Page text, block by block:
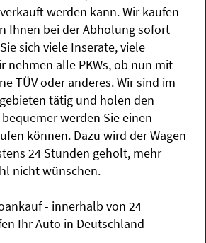
werden kann. Wir kaufen
Ihnen bei der Abholung sofort
sich viele Inserate, viele
nehmen alle PKWs, ob nun mit
TÜV oder anderes. Wir sind im
tätig und holen den
werden Sie einen
können. Dazu wird der Wagen
24 Stunden geholt, mehr
nicht wünschen.
- innerhalb von 24
Ihr Auto in Deutschland